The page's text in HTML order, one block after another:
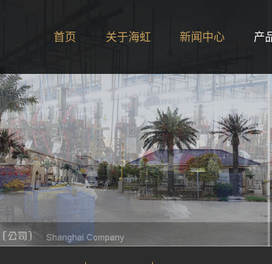
首页 关于海虹 新闻中心 产